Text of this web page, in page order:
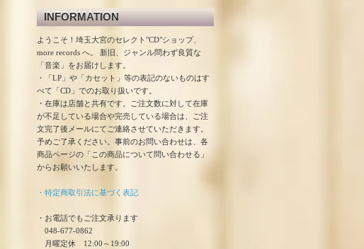
INFORMATION
ようこそ！埼玉大宮のセレクト"CD"ショップ、
more records へ。 新旧、ジャンル問わず良質な
「音楽」をお届けします。
・「LP」や「カセット」等の表記のないものはす
べて「CD」でのお取り扱いです。
・在庫は店舗と共有です。ご注文数に対して在庫
が不足している場合や完売している場合は、ご注
文完了後メールにてご連絡させていただきます。
予めご了承ください。事前のお問い合わせは、各
商品ページの「この商品について問い合わせる」
からお願いいたします。
・特定商取引法に基づく表記
・お電話でもご注文承ります
048-677-0862
月曜定休 12:00～19:00